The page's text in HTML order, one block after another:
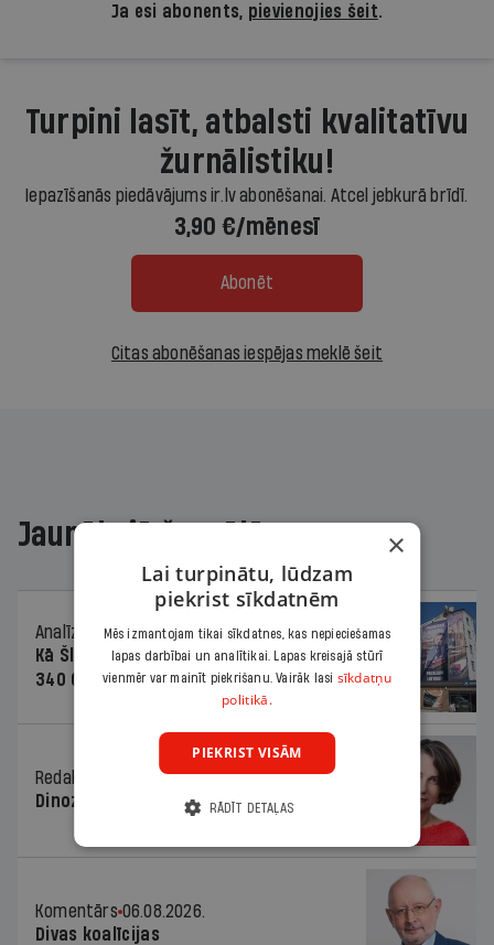
Ja esi abonents, pievienojies šeit.
Turpini lasīt, atbalsti kvalitatīvu
žurnālistiku!
Iepazīšanās piedāvājums ir.lv abonēšanai. Atcel jebkurā brīdī.
3,90 €/mēnesī
Abonēt
Citas abonēšanas iespējas meklē šeit
Jaunākajā žurnālā
Analīze
06.08.2026.
Kā Šlesera partija palika nesodīta par
340 000 vērtu reklāmas kampaņu
Redaktores sleja
06.08.2026.
Dinozaura triks
Komentārs 06.08.2026.
Divas koalīcijas
×
Lai turpinātu, lūdzam
piekrist sīkdatnēm
Mēs izmantojam tikai sīkdatnes, kas nepieciešamas
lapas darbībai un analītikai. Lapas kreisajā stūrī
vienmēr var mainīt piekrišanu. Vairāk lasi sīkdatņu
politikā.
PIEKRIST VISĀM
RĀDĪT DETAĻAS